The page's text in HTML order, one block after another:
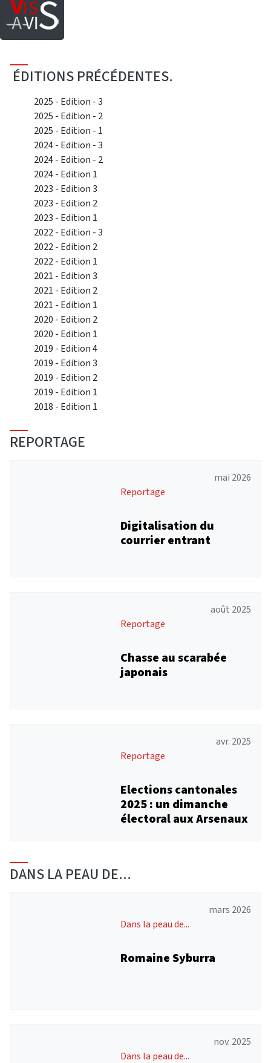
Saut au contenu principal
ÉDITIONS PRÉCÉDENTES.
2025 - Edition - 3
2025 - Edition - 2
2025 - Edition - 1
2024 - Edition - 3
2024 - Edition - 2
2024 - Edition 1
2023 - Edition 3
2023 - Edition 2
2023 - Edition 1
2022 - Edition - 3
2022 - Edition 2
2022 - Edition 1
2021 - Edition 3
2021 - Edition 2
2021 - Edition 1
2020 - Edition 2
2020 - Edition 1
2019 - Edition 4
2019 - Edition 3
2019 - Edition 2
2019 - Edition 1
2018 - Edition 1
REPORTAGE
mai 2026
Reportage
Digitalisation du
courrier entrant
août 2025
Reportage
Chasse au scarabée
japonais
avr. 2025
Reportage
Elections cantonales
2025 : un dimanche
électoral aux Arsenaux
DANS LA PEAU DE...
mars 2026
Dans la peau de...
Romaine Syburra
nov. 2025
Dans la peau de...